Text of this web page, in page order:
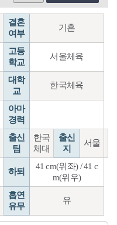
결혼
여부
기혼
고등
학교
서울체육
대학
교
한국체육
아마
경력
출신
팀
한국
체대
출신
지
서울
하퇴
41 cm(위좌) / 41 c
m(위우)
흡연
유무
유